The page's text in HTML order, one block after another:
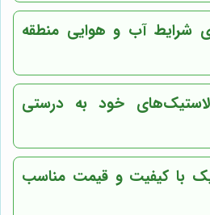
شرایط آب و هوایی منطقه
خود به درستی
با کیفیت و قیمت مناسب